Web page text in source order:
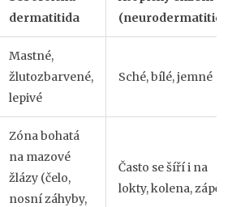
dermatitida
(neurodermatitida)
Mastné,
žlutozbarvené,
lepivé
Sché, bílé, jemné
Zóna bohatá
na mazové
žlázy (čelo,
nosní záhyby,
Často se šíří i na
lokty, kolena, zápěstí